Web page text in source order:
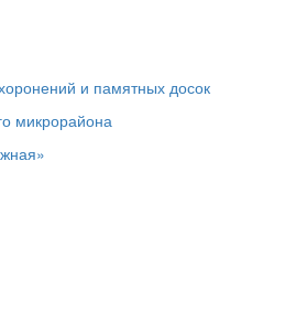
и памятных досок
микрорайона